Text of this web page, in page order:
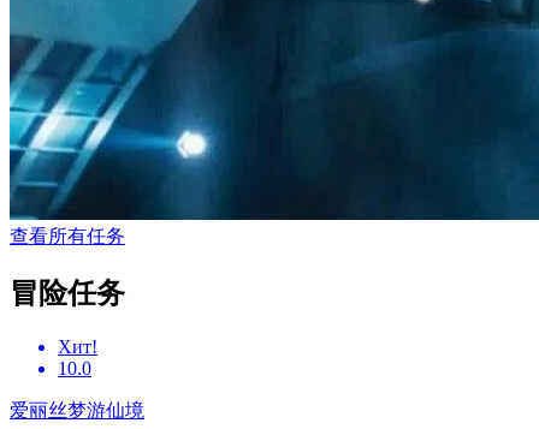
查看所有任务
冒险任务
Хит!
10.0
爱丽丝梦游仙境